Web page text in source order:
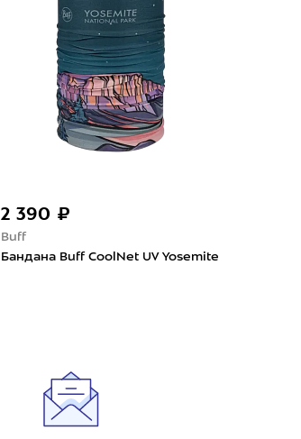
2 390 ₽
Buff
Бандана Buff CoolNet UV Yosemite